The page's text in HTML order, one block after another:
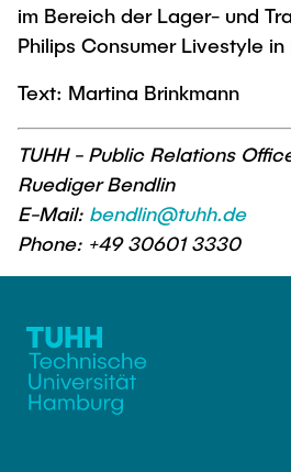
im Bereich der Lager- und
Philips Consumer Livestyle
Text: Martina Brinkmann
TUHH - Public Relations
Ruediger Bendlin
E-Mail: bendlin@tuhh.de
Phone: +49 30601 3330